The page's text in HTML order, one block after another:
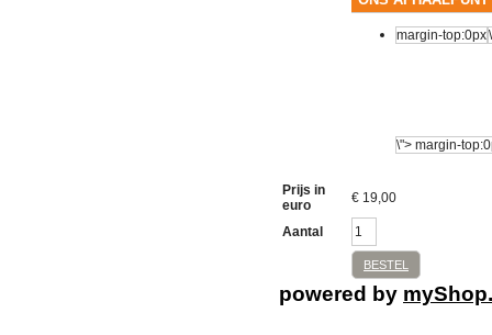
Prijs in
euro
€ 19,00
Aantal
BESTEL
powered by